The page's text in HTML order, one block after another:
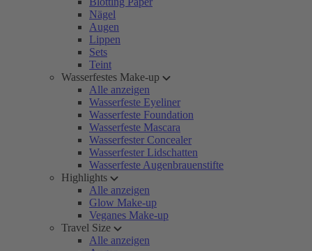
Nägel
Augen
Lippen
Sets
Teint
Wasserfestes Make-up
Alle anzeigen
Wasserfeste Eyeliner
Wasserfeste Foundation
Wasserfeste Mascara
Wasserfester Concealer
Wasserfester Lidschatten
Wasserfeste Augenbrauenstifte
Highlights
Alle anzeigen
Glow Make-up
Veganes Make-up
Travel Size
Alle anzeigen